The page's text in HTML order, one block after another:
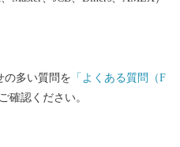
の多い質問を 「よくある質問（F
確認ください。